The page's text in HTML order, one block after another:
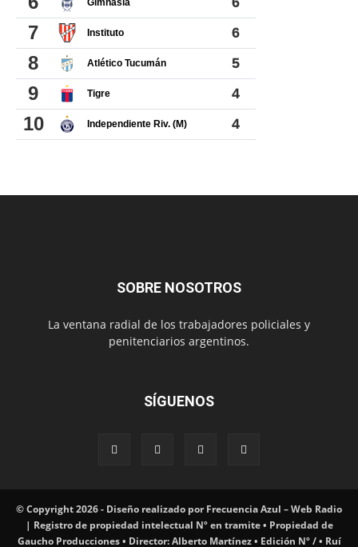
SOBRE NOSOTROS
La ventana radial de los trabajadores policiales y
penitenciarios argentinos.
SÍGUENOS
© Copyright 2026 - Diseño realizado por Frecuencia Azul – Web Radio
| Registro de propiedad intelectual Nº en tramite • Propiedad de
Gaucho Producciones • Director: Alberto Martínez • Edición Nº / • Ruí